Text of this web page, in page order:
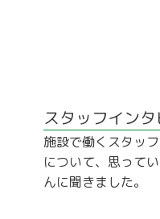
スタッフイン
施設で働くスタッ
について、思って
んに聞きました。